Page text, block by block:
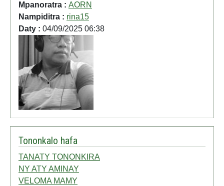
Mpanoratra : AORN
Nampiditra : rina15
Daty : 04/09/2025 06:38
Tononkalo hafa
TANATY TONONKIRA
NY ATY AMINAY
VELOMA MAMY